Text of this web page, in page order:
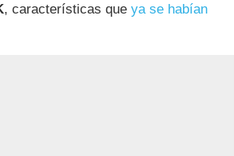
, características que ya se habían